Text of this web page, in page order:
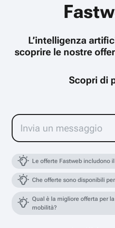
L’intelligenza
scoprire le nostre
Scopri di
Le offerte Fastweb includono
Che offerte sono disponibili
Qual è la migliore offerta per
mobilità?